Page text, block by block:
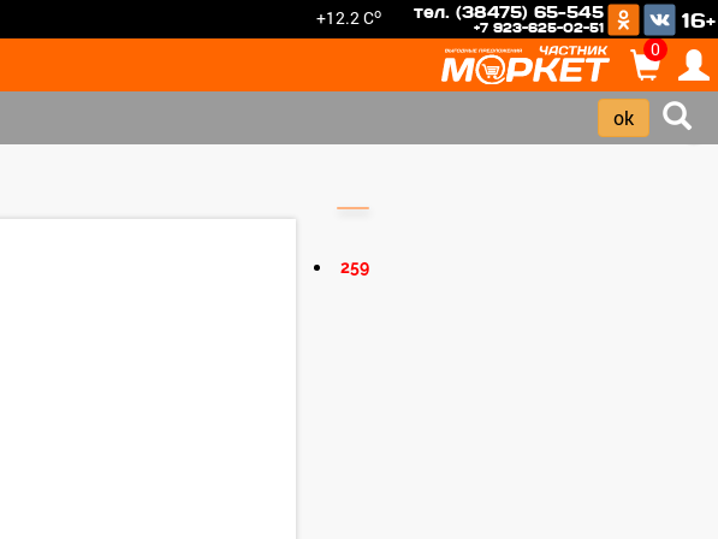
+12.2 Co тел. (38475) 65-545
+7 923-625-02-51 16+
0
259
›